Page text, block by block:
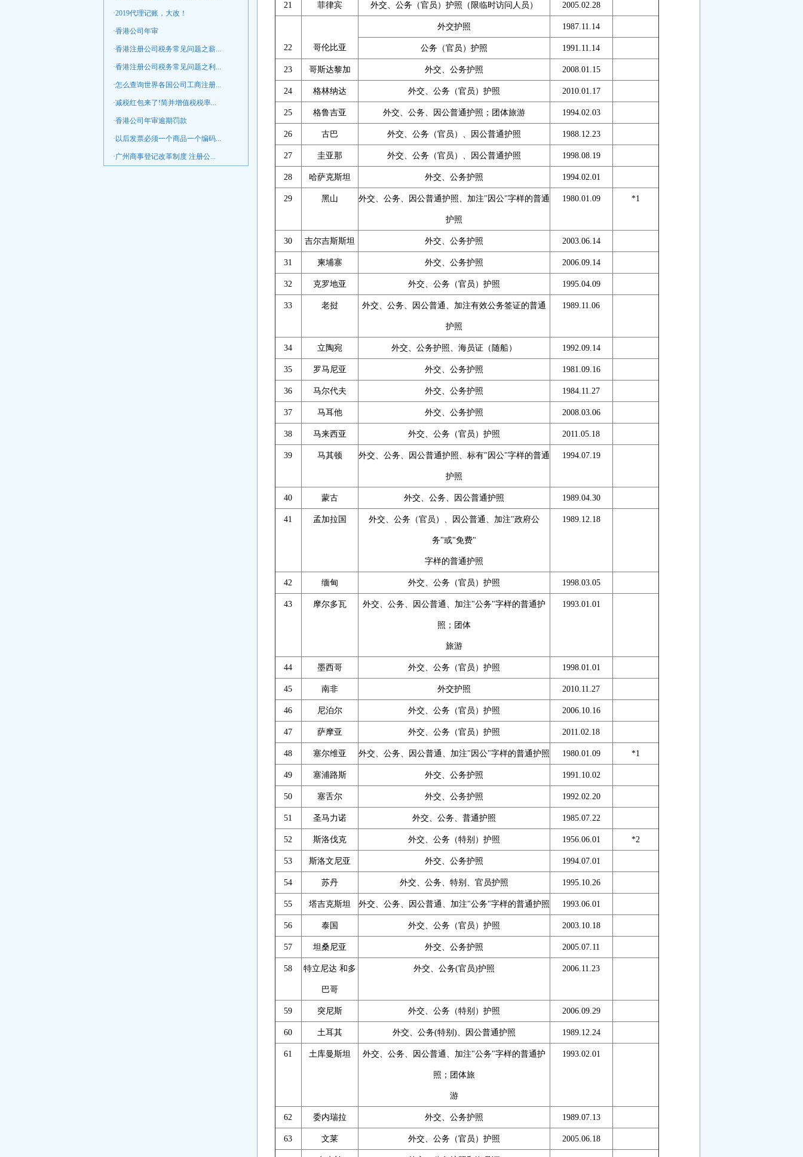
·2019代理记账，大改！
·香港公司年审
·香港注册公司税务常见问题之薪...
·香港注册公司税务常见问题之利...
·怎么查询世界各国公司工商注册...
·减税红包来了!简并增值税税率...
·香港公司年审逾期罚款
·以后发票必须一个商品一个编码...
·广州商事登记改革制度 注册公...
21 菲律宾 外交、公务（官员）护照（限临时访问人员） 2005.02.28
22 哥伦比亚
外交护照 1987.11.14
公务（官员）护照 1991.11.14
23 哥斯达黎加 外交、公务护照 2008.01.15
24 格林纳达 外交、公务（官员）护照 2010.01.17
25 格鲁吉亚 外交、公务、因公普通护照；团体旅游 1994.02.03
26 古巴 外交、公务（官员）、因公普通护照 1988.12.23
27 圭亚那 外交、公务（官员）、因公普通护照 1998.08.19
28 哈萨克斯坦 外交、公务护照 1994.02.01
29 黑山 外交、公务、因公普通护照、加注"因公"字样的普通
护照
1980.01.09 *1
30 吉尔吉斯斯坦 外交、公务护照 2003.06.14
31 柬埔寨 外交、公务护照 2006.09.14
32 克罗地亚 外交、公务（官员）护照 1995.04.09
33 老挝 外交、公务、因公普通、加注有效公务签证的普通
护照
1989.11.06
34 立陶宛 外交、公务护照、海员证（随船） 1992.09.14
35 罗马尼亚 外交、公务护照 1981.09.16
36 马尔代夫 外交、公务护照 1984.11.27
37 马耳他 外交、公务护照 2008.03.06
38 马来西亚 外交、公务（官员）护照 2011.05.18
39 马其顿 外交、公务、因公普通护照、标有"因公"字样的普通
护照
1994.07.19
40 蒙古 外交、公务、因公普通护照 1989.04.30
41 孟加拉国 外交、公务（官员）、因公普通、加注"政府公
务"或"免费"
字样的普通护照
1989.12.18
42 缅甸 外交、公务（官员）护照 1998.03.05
43 摩尔多瓦 外交、公务、因公普通、加注"公务"字样的普通护
照；团体
旅游
1993.01.01
44 墨西哥 外交、公务（官员）护照 1998.01.01
45 南非 外交护照 2010.11.27
46 尼泊尔 外交、公务（官员）护照 2006.10.16
47 萨摩亚 外交、公务（官员）护照 2011.02.18
48 塞尔维亚 外交、公务、因公普通、加注"因公"字样的普通护照 1980.01.09 *1
49 塞浦路斯 外交、公务护照 1991.10.02
50 塞舌尔 外交、公务护照 1992.02.20
51 圣马力诺 外交、公务、普通护照 1985.07.22
52 斯洛伐克 外交、公务（特别）护照 1956.06.01 *2
53 斯洛文尼亚 外交、公务护照 1994.07.01
54 苏丹 外交、公务、特别、官员护照 1995.10.26
55 塔吉克斯坦 外交、公务、因公普通、加注"公务"字样的普通护照 1993.06.01
56 泰国 外交、公务（官员）护照 2003.10.18
57 坦桑尼亚 外交、公务护照 2005.07.11
58 特立尼达 和多
巴哥
外交、公务(官员)护照 2006.11.23
59 突尼斯 外交、公务（特别）护照 2006.09.29
60 土耳其 外交、公务(特别)、因公普通护照 1989.12.24
61 土库曼斯坦 外交、公务、因公普通、加注"公务"字样的普通护
照；团体旅
游
1993.02.01
62 委内瑞拉 外交、公务护照 1989.07.13
63 文莱 外交、公务（官员）护照 2005.06.18